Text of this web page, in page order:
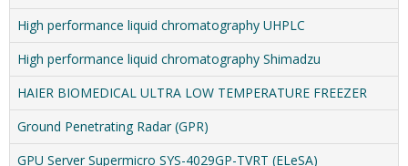
High performance liquid chromatography UHPLC
High performance liquid chromatography Shimadzu
HAIER BIOMEDICAL ULTRA LOW TEMPERATURE FREEZER
Ground Penetrating Radar (GPR)
GPU Server Supermicro SYS-4029GP-TVRT (ELeSA)